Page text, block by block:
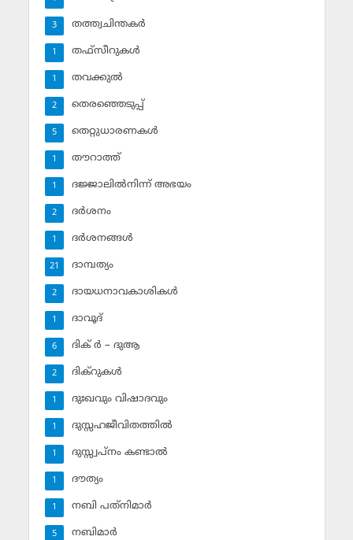
തത്ത്വചിന്തകര്‍
3
തഫ്‌സീറുകള്‍
1
തവക്കുല്‍
1
തെരഞ്ഞെടുപ്പ്
2
തെറ്റുധാരണകള്‍
5
തൗറാത്ത്
1
ദജ്ജാലില്‍നിന്ന് അഭയം
1
ദര്‍ശനം
2
ദര്‍ശനങ്ങള്‍
1
ദാമ്പത്യം
21
ദായധനാവകാശികള്‍
2
ദാവൂദ്‌
1
ദിക് ര്‍ – ദുആ
6
ദിക്‌റുകള്‍
2
ദുഃഖവും വിഷാദവും
1
ദുസ്സഹജീവിതത്തില്‍
1
ദുസ്സ്വപ്‌നം കണ്ടാല്‍
1
ദൗത്യം
1
നബി പത്‌നിമാര്‍
1
നബിമാര്‍
5